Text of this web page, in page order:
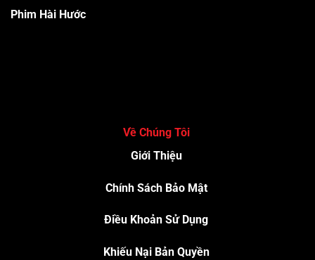
Phim Hài Hước
Về Chúng Tôi
Giới Thiệu
Chính Sách Bảo Mật
Điều Khoản Sử Dụng
Khiếu Nại Bản Quyền